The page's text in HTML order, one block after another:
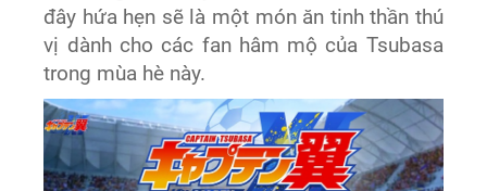
đây hứa hẹn sẽ là một món ăn tinh thần thú
vị dành cho các fan hâm mộ của Tsubasa
trong mùa hè này.